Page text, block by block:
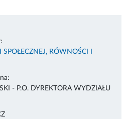
RÓWNOŚCI I
- P.O. DYREKTORA WYDZIAŁU